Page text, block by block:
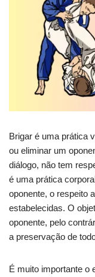
Brigar é uma prática
ou eliminar um
diálogo, não tem
é uma prática
oponente, o respeito
estabelecidas. O
oponente, pelo
a preservação de
É muito importante o